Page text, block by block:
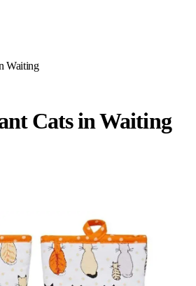
Waiting
Cats in Waiting